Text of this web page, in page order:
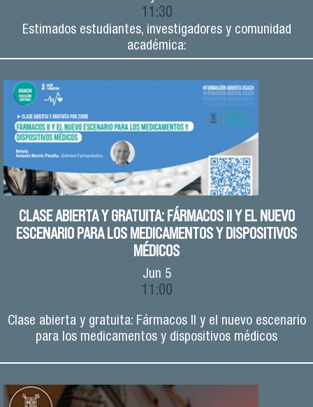
11:30
Estimados estudiantes, investigadores y comunidad
académica:
CLASE ABIERTA Y GRATUITA: FÁRMACOS II Y EL NUEVO
ESCENARIO PARA LOS MEDICAMENTOS Y DISPOSITIVOS
MÉDICOS
Jun 5
11:00
Clase abierta y gratuita: Fármacos II y el nuevo escenario
para los medicamentos y dispositivos médicos